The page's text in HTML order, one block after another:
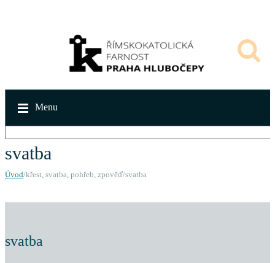
Menu
svatba
Úvod/křest, svatba, pohřeb, zpověď/svatba
svatba